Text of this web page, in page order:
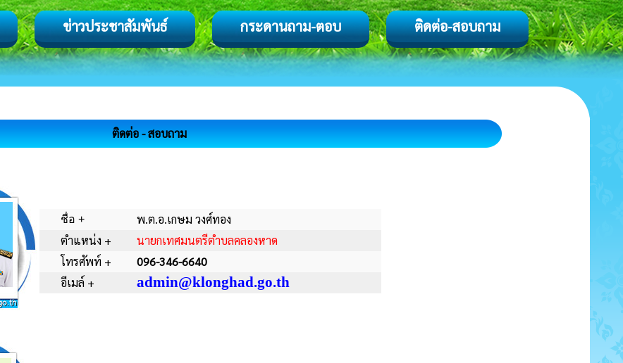
ข่าวประชาสัมพันธ์ กระดานถาม-ตอบ ติดต่อ-สอบถาม
ติดต่อ - สอบถาม
ชื่อ +
พ.ต.อ.เกษม วงศ์ทอง
ตำแหน่ง +
นายกเทศมนตรีตำบลคลองหาด
โทรศัพท์ +
096-346-6640
อีเมล์ +
admin@klonghad.go.th